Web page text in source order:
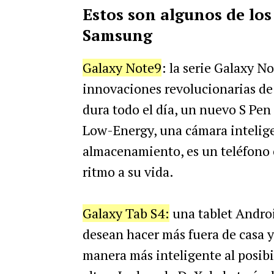
Estos son algunos de los
Samsung
Galaxy Note9: la serie Galaxy
innovaciones revolucionarias de
duratodo el día,unnuevo S Pen
Low-Energy,una cámara
almacenamiento, es unteléfono
ritmo a suvida.
GalaxyTab S4: una tablet
desean hacer más fuera de
manera más inteligente al